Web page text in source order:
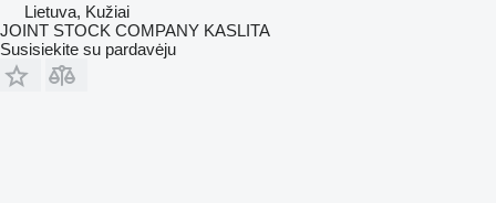
Lietuva, Kužiai
JOINT STOCK COMPANY KASLITA
Susisiekite su pardavėju